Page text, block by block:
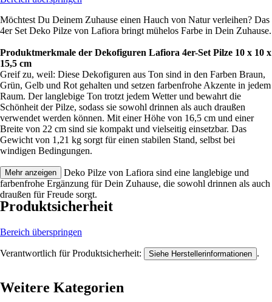
Möchtest Du Deinem Zuhause einen Hauch von Natur verleihen? Das
4er Set Deko Pilze von Lafiora bringt mühelos Farbe in Dein Zuhause.
Produktmerkmale der Dekofiguren Lafiora 4er-Set Pilze 10 x 10 x
15,5 cm
Greif zu, weil: Diese Dekofiguren aus Ton sind in den Farben Braun,
Grün, Gelb und Rot gehalten und setzen farbenfrohe Akzente in jedem
Raum. Der langlebige Ton trotzt jedem Wetter und bewahrt die
Schönheit der Pilze, sodass sie sowohl drinnen als auch draußen
verwendet werden können. Mit einer Höhe von 16,5 cm und einer
Breite von 22 cm sind sie kompakt und vielseitig einsetzbar. Das
Gewicht von 1,21 kg sorgt für einen stabilen Stand, selbst bei
windigen Bedingungen.
Festgezurrt: Die Deko Pilze von Lafiora sind eine langlebige und
farbenfrohe Ergänzung für Dein Zuhause, die sowohl drinnen als auch
draußen für Freude sorgt.
Mehr anzeigen
Produktsicherheit
Bereich überspringen
Verantwortlich für Produktsicherheit: Siehe Herstellerinformationen .
Weitere Kategorien